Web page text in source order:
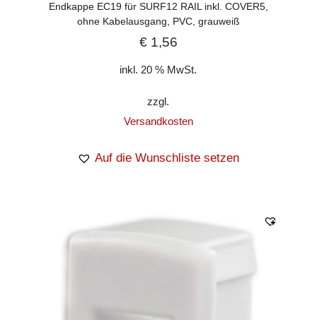
Endkappe EC19 für SURF12 RAIL inkl. COVER5,
ohne Kabelausgang, PVC, grauweiß
€1,56
inkl. 20 % MwSt.
zzgl.
Versandkosten
Auf die Wunschliste setzen